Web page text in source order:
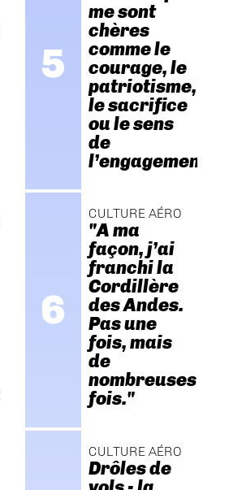
me sont
chères
comme le
courage, le
patriotisme,
le sacrifice
ou le sens
de
l’engagement."
CULTURE AÉRO
"A ma
façon, j’ai
franchi la
Cordillère
des Andes.
Pas une
fois, mais
de
nombreuses
fois."
CULTURE AÉRO
Drôles de